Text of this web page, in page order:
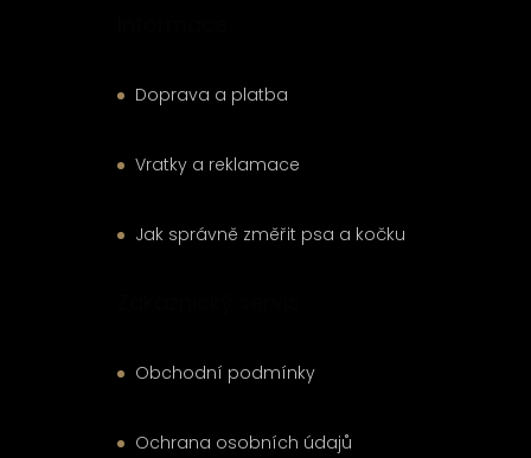
Doprava a platba
Vratky a reklamace
Jak správně změřit psa a kočku
Obchodní podmínky
Ochrana osobních údajů